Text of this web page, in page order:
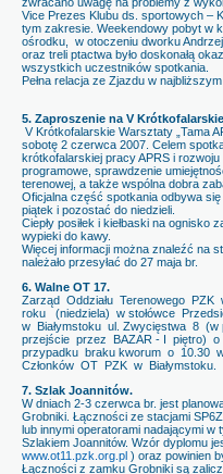
Vice Prezes Klubu ds. sportowych –
tym zakresie. Weekendowy pobyt w
ośrodku, w otoczeniu dworku
oraz treli ptactwa było doskonałą
wszystkich uczestników spotkania.
Pełna relacja ze Zjazdu w
5. Zaproszenie na V
V Krótkofalarskie Warsztaty „Tama
sobotę 2 czerwca 2007. Celem
krótkofalarskiej pracy APRS i
programowe, sprawdzenie
terenowej, a także wspólna dobra
Oficjalna część spotkania odbywa
piątek i pozostać do niedzieli.
Ciepły posiłek i kiełbaski na
wypieki do kawy.
Więcej informacji można znaleźć na
należało przesyłać do 27 maja br.
6. Walne OT 17.
Zarząd Oddziału Terenowego
roku (niedziela) w stołówce
w Białymstoku ul. Zwycięstwa 8
przejście przez BAZAR - I piętro)
przypadku braku kworum o 10.30
Członków OT PZK w Białymstoku.
7. Szlak Joannitów.
W dniach 2-3 czerwca br. jest
Grobniki. Łączności ze stacjami
lub innymi operatorami nadającymi w
Szlakiem Joannitów. Wzór dyplomu
www.ot11.pzk.org.pl ) oraz powinien
Łączności z zamku Grobniki są